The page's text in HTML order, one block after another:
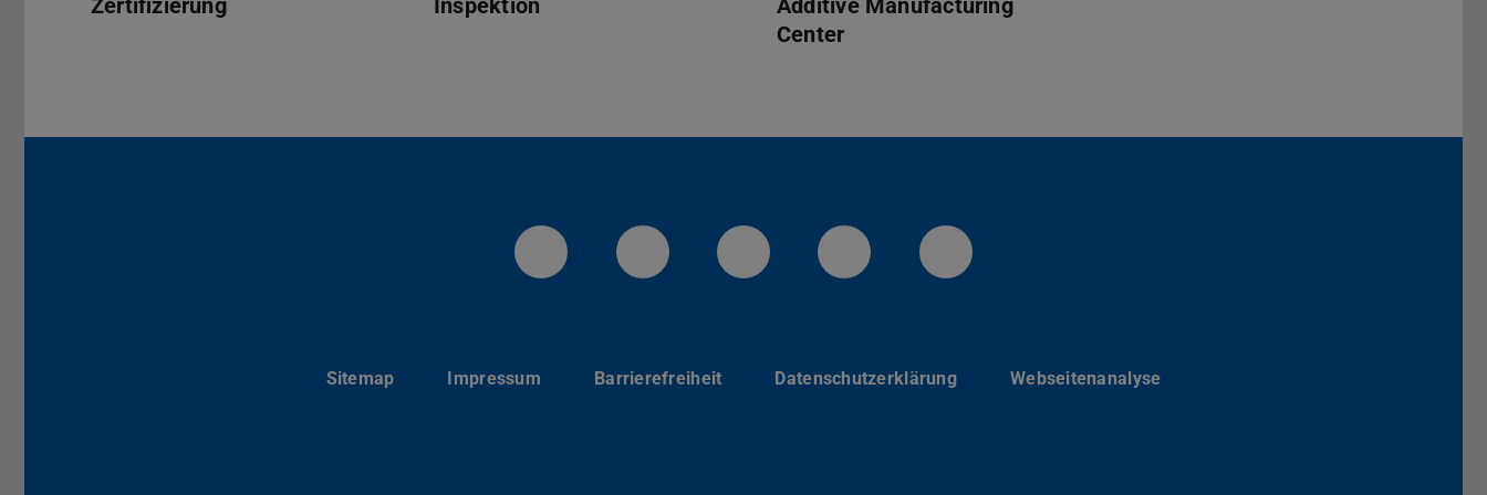
Zertifizierung Inspektion
Additive Manufacturing
Center
LinkedIn-Seite der TU Darmstadt
Instagram-Kanal der TU Darmstadt
Bluesky-Kanal der TU Darmstadt
Facebook-Seite der TU Darmstadt
YouTube-Kanal der TU Darmstadt
Sitemap Impressum Barrierefreiheit Datenschutzerklärung Webseitenanalyse